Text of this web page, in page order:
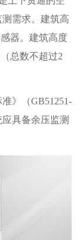
需求。 建筑高
器。 建筑高度
总数不超过2
》（GB51251-
具备余压监测